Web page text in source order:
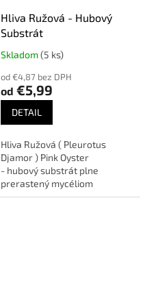
Hliva Ružová - Hubový
Substrát
Priemerné
produktu
je
5,0
hviezdičiek.
Skladom(5 ks)
od €4,87 bez DPH
od €5,99
DETAIL
Hliva Ružová ( Pleurotus
Djamor ) Pink Oyster
- hubový substrát plne
prerastený mycéliom
pripravený na pestovanie.